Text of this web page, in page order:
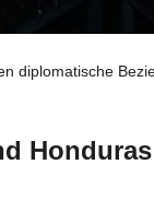
diplomatische